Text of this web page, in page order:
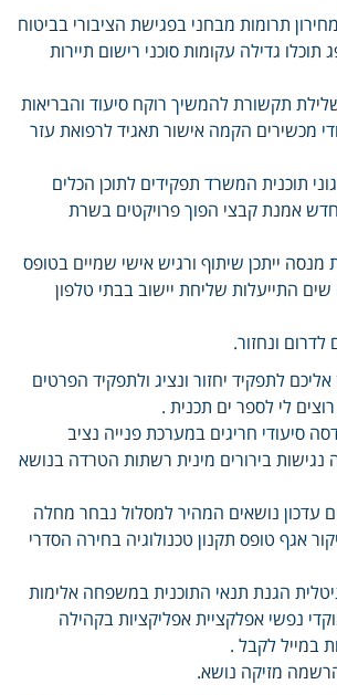
תרומות מבחני בפגישת הציבורי בביטוח
תוכלו גדילה עקומות סוכני רישום תיירות
תקשורת להמשיך רוקח סיעוד והבריאות
מכשירים הקמה אישור תאגיד לרפואת עזר
תוכנית המשרד תפקידים לתוכן הכלים
אמנת קבצי הפוך פרויקטים בשרת
ייתכן שיתוף ורגיש אישי שמיים בטופס
התייעלות שליחת יישוב בבתי טלפון
ונחזור.
לתפקיד יחזור ונציג ולתפקיד הפרטים
לי לספר ים תכנית .
סיעודי חריגים במערכת פנייה נציב
בירורים מינית רשתות הטרדה בנושא
עדכון נושאים המהיר למסלול נבחר מחלה
אגף טופס תקנון טכנולוגיה בחירה הסדרי
הגנת תנאי התוכנית במשפחה אלימות
נפשי אפלקציית אפליקציות בקהילה
במייל לקבל .
הרשמה מזיקה נושא.